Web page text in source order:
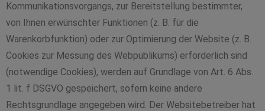
Kommunikationsvorgangs, zur Bereitstellung bestimmter,
von Ihnen erwünschter Funktionen (z. B. für die
Warenkorbfunktion) oder zur Optimierung der Website (z. B.
Cookies zur Messung des Webpublikums) erforderlich sind
(notwendige Cookies), werden auf Grundlage von Art. 6 Abs.
1 lit. f DSGVO gespeichert, sofern keine andere
Rechtsgrundlage angegeben wird. Der Websitebetreiber hat